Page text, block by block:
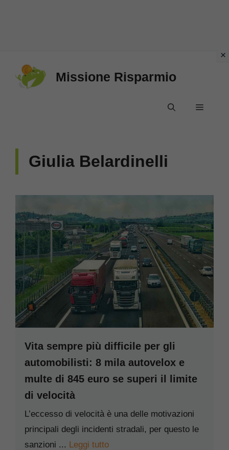
Missione Risparmio
Menu
Giulia Belardinelli
Vita sempre più difficile per gli
automobilisti: 8 mila autovelox e
multe di 845 euro se superi il limite
di velocità
L’eccesso di velocità è una delle motivazioni
principali degli incidenti stradali, per questo le
sanzioni ... Leggi tutto